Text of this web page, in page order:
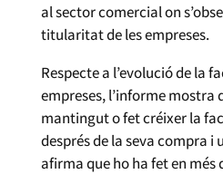
al sector comercial on
titularitat de les empreses.
Respecte a l’evolució de la
empreses, l’informe mostra
mantingut o fet créixer la
després de la seva compra i
afirma que ho ha fet en més